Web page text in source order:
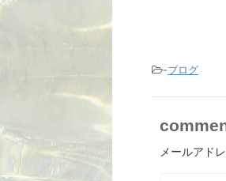
-ブログ
メールアド